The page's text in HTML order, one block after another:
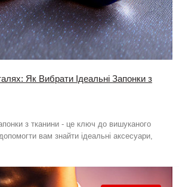
Як Вибрати Ідеальні Запонки з
з тканини - це ключ до вишуканого
вам знайти ідеальні аксесуари,